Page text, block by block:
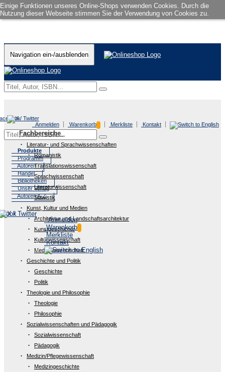
Einige Funktionen unseres Online-Shops verwenden Cookies. Durch die
Nutzung dieser Webseite stimmen Sie der Verwendung von Cookies zu.
Navigation ein-/ausblenden
Anmelden Warenkorb Merkliste Kontakt
Produkte
Programm
Autoren
Handel
Bibliotheken
Unser Verlag
Autoren A-Z
Anmelden
Warenkorb
Merkliste
Kontakt
Fachbereiche
Literatur- und Sprachwissenschaften
Romanistik
Translationswissenschaft
Sprachwissenschaft
Literaturwissenschaft
Slawistik
Kunst, Kultur und Medien
Architektur und Landschaftsarchitektur
Kunstgeschichte
Kulturwissenschaft
Medienwissenschaft
Geschichte und Politik
Geschichte
Politik
Theologie und Philosophie
Theologie
Philosophie
Sozialwissenschaften und Pädagogik
Sozialwissenschaft
Pädagogik
Medizin/Pflegewissenschaft
Medizingeschichte